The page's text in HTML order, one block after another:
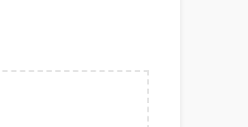
do 5.000 RSD